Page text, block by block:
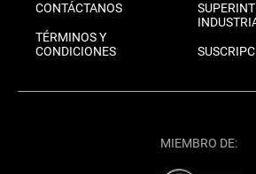
CONTÁCTANOS
TÉRMINOS Y
CONDICIONES
MIEMBRO DE: